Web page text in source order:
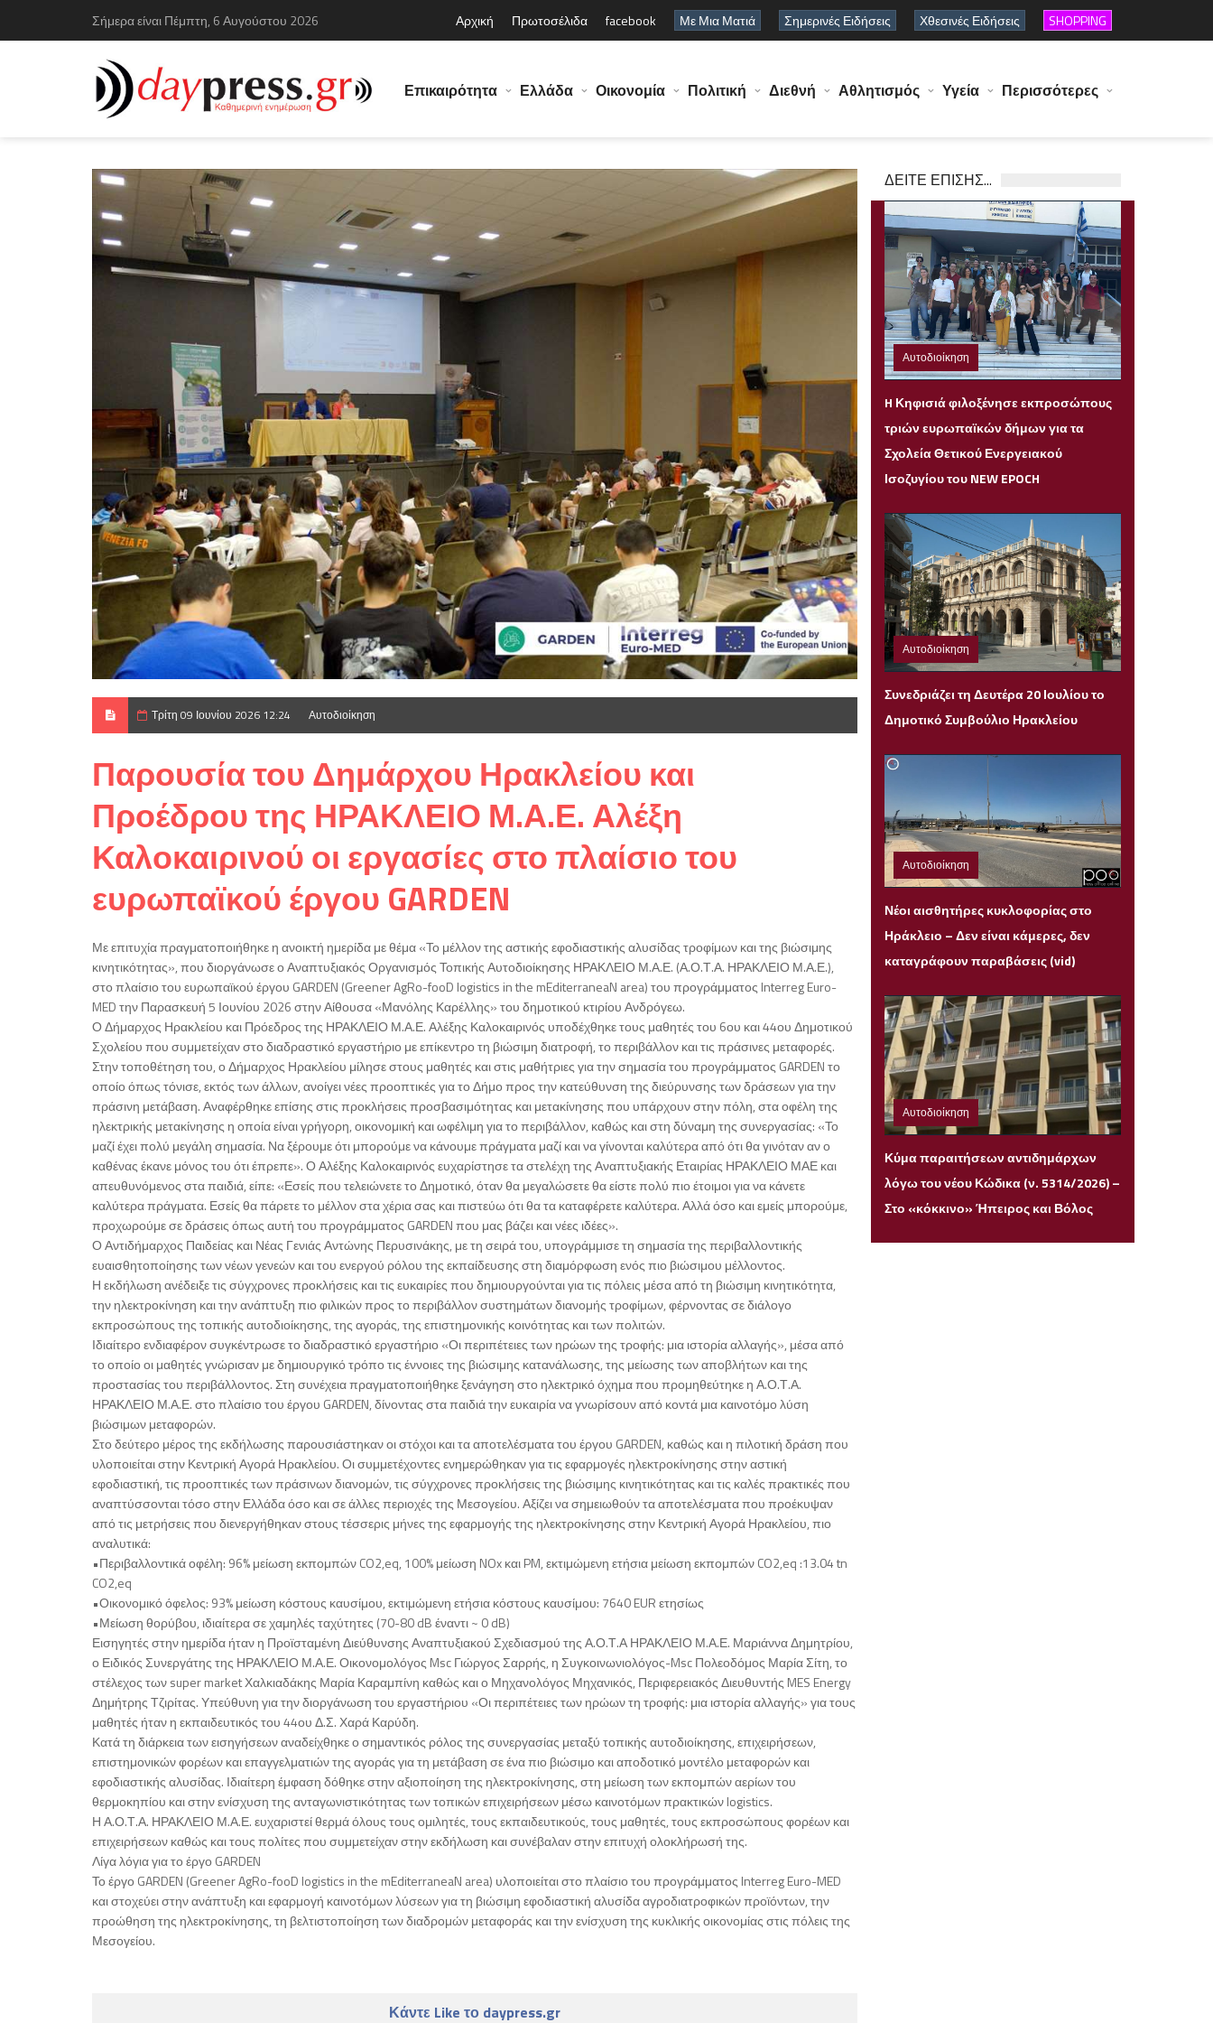
Σήμερα είναι Πέμπτη, 6 Αυγούστου 2026 Αρχική Πρωτοσέλιδα facebook Με Μια Ματιά Σημερινές Ειδήσεις Χθεσινές Ειδήσεις SHOPPING
Επικαιρότητα Ελλάδα Οικονομία Πολιτική Διεθνή Αθλητισμός Υγεία Περισσότερες
Τρίτη 09 Ιουνίου 2026 12:24 Αυτοδιοίκηση
Παρουσία του Δημάρχου Ηρακλείου και
Προέδρου της ΗΡΑΚΛΕΙΟ Μ.Α.Ε. Αλέξη
Καλοκαιρινού οι εργασίες στο πλαίσιο του
ευρωπαϊκού έργου GARDEN
Με επιτυχία πραγματοποιήθηκε η ανοικτή ημερίδα με θέμα «Το μέλλον της αστικής εφοδιαστικής αλυσίδας τροφίμων και της βιώσιμης
κινητικότητας», που διοργάνωσε ο Αναπτυξιακός Οργανισμός Τοπικής Αυτοδιοίκησης ΗΡΑΚΛΕΙΟ Μ.Α.Ε. (Α.Ο.Τ.Α. ΗΡΑΚΛΕΙΟ Μ.Α.Ε.),
στο πλαίσιο του ευρωπαϊκού έργου GARDEN (Greener AgRo-fooD logistics in the mEditerraneaN area) του προγράμματος Interreg Euro-
MED την Παρασκευή 5 Ιουνίου 2026 στην Αίθουσα «Μανόλης Καρέλλης» του δημοτικού κτιρίου Ανδρόγεω.
Ο Δήμαρχος Ηρακλείου και Πρόεδρος της ΗΡΑΚΛΕΙΟ Μ.Α.Ε. Αλέξης Καλοκαιρινός υποδέχθηκε τους μαθητές του 6ου και 44ου Δημοτικού
Σχολείου που συμμετείχαν στο διαδραστικό εργαστήριο με επίκεντρο τη βιώσιμη διατροφή, το περιβάλλον και τις πράσινες μεταφορές.
Στην τοποθέτηση του, ο Δήμαρχος Ηρακλείου μίλησε στους μαθητές και στις μαθήτριες για την σημασία του προγράμματος GARDEN το
οποίο όπως τόνισε, εκτός των άλλων, ανοίγει νέες προοπτικές για το Δήμο προς την κατεύθυνση της διεύρυνσης των δράσεων για την
πράσινη μετάβαση. Αναφέρθηκε επίσης στις προκλήσεις προσβασιμότητας και μετακίνησης που υπάρχουν στην πόλη, στα οφέλη της
ηλεκτρικής μετακίνησης η οποία είναι γρήγορη, οικονομική και ωφέλιμη για το περιβάλλον, καθώς και στη δύναμη της συνεργασίας: «Το
μαζί έχει πολύ μεγάλη σημασία. Να ξέρουμε ότι μπορούμε να κάνουμε πράγματα μαζί και να γίνονται καλύτερα από ότι θα γινόταν αν ο
καθένας έκανε μόνος του ότι έπρεπε». Ο Αλέξης Καλοκαιρινός ευχαρίστησε τα στελέχη της Αναπτυξιακής Εταιρίας ΗΡΑΚΛΕΙΟ ΜΑΕ και
απευθυνόμενος στα παιδιά, είπε: «Εσείς που τελειώνετε το Δημοτικό, όταν θα μεγαλώσετε θα είστε πολύ πιο έτοιμοι για να κάνετε
καλύτερα πράγματα. Εσείς θα πάρετε το μέλλον στα χέρια σας και πιστεύω ότι θα τα καταφέρετε καλύτερα. Αλλά όσο και εμείς μπορούμε,
προχωρούμε σε δράσεις όπως αυτή του προγράμματος GARDEN που μας βάζει και νέες ιδέες».
Ο Αντιδήμαρχος Παιδείας και Νέας Γενιάς Αντώνης Περυσινάκης, με τη σειρά του, υπογράμμισε τη σημασία της περιβαλλοντικής
ευαισθητοποίησης των νέων γενεών και του ενεργού ρόλου της εκπαίδευσης στη διαμόρφωση ενός πιο βιώσιμου μέλλοντος.
Η εκδήλωση ανέδειξε τις σύγχρονες προκλήσεις και τις ευκαιρίες που δημιουργούνται για τις πόλεις μέσα από τη βιώσιμη κινητικότητα,
την ηλεκτροκίνηση και την ανάπτυξη πιο φιλικών προς το περιβάλλον συστημάτων διανομής τροφίμων, φέρνοντας σε διάλογο
εκπροσώπους της τοπικής αυτοδιοίκησης, της αγοράς, της επιστημονικής κοινότητας και των πολιτών.
Ιδιαίτερο ενδιαφέρον συγκέντρωσε το διαδραστικό εργαστήριο «Οι περιπέτειες των ηρώων της τροφής: μια ιστορία αλλαγής», μέσα από
το οποίο οι μαθητές γνώρισαν με δημιουργικό τρόπο τις έννοιες της βιώσιμης κατανάλωσης, της μείωσης των αποβλήτων και της
προστασίας του περιβάλλοντος. Στη συνέχεια πραγματοποιήθηκε ξενάγηση στο ηλεκτρικό όχημα που προμηθεύτηκε η Α.Ο.Τ.Α.
ΗΡΑΚΛΕΙΟ Μ.Α.Ε. στο πλαίσιο του έργου GARDEN, δίνοντας στα παιδιά την ευκαιρία να γνωρίσουν από κοντά μια καινοτόμο λύση
βιώσιμων μεταφορών.
Στο δεύτερο μέρος της εκδήλωσης παρουσιάστηκαν οι στόχοι και τα αποτελέσματα του έργου GARDEN, καθώς και η πιλοτική δράση που
υλοποιείται στην Κεντρική Αγορά Ηρακλείου. Οι συμμετέχοντες ενημερώθηκαν για τις εφαρμογές ηλεκτροκίνησης στην αστική
εφοδιαστική, τις προοπτικές των πράσινων διανομών, τις σύγχρονες προκλήσεις της βιώσιμης κινητικότητας και τις καλές πρακτικές που
αναπτύσσονται τόσο στην Ελλάδα όσο και σε άλλες περιοχές της Μεσογείου. Αξίζει να σημειωθούν τα αποτελέσματα που προέκυψαν
από τις μετρήσεις που διενεργήθηκαν στους τέσσερις μήνες της εφαρμογής της ηλεκτροκίνησης στην Κεντρική Αγορά Ηρακλείου, πιο
αναλυτικά:
•Περιβαλλοντικά οφέλη: 96% μείωση εκπομπών CO2,eq, 100% μείωση NOx και PM, εκτιμώμενη ετήσια μείωση εκπομπών CO2,eq :13.04 tn
CO2,eq
•Οικονομικό όφελος: 93% μείωση κόστους καυσίμου, εκτιμώμενη ετήσια κόστους καυσίμου: 7640 EUR ετησίως
•Μείωση θορύβου, ιδιαίτερα σε χαμηλές ταχύτητες (70-80 dB έναντι ~ 0 dB)
Εισηγητές στην ημερίδα ήταν η Προϊσταμένη Διεύθυνσης Αναπτυξιακού Σχεδιασμού της Α.Ο.Τ.Α ΗΡΑΚΛΕΙΟ Μ.Α.Ε. Μαριάννα Δημητρίου,
ο Ειδικός Συνεργάτης της ΗΡΑΚΛΕΙΟ Μ.Α.Ε. Οικονομολόγος Msc Γιώργος Σαρρής, η Συγκοινωνιολόγος-Msc Πολεοδόμος Μαρία Σίτη, το
στέλεχος των super market Χαλκιαδάκης Μαρία Καραμπίνη καθώς και ο Μηχανολόγος Μηχανικός, Περιφερειακός Διευθυντής MES Energy
Δημήτρης Τζιρίτας. Υπεύθυνη για την διοργάνωση του εργαστήριου «Οι περιπέτειες των ηρώων τη τροφής: μια ιστορία αλλαγής» για τους
μαθητές ήταν η εκπαιδευτικός του 44ου Δ.Σ. Χαρά Καρύδη.
Κατά τη διάρκεια των εισηγήσεων αναδείχθηκε ο σημαντικός ρόλος της συνεργασίας μεταξύ τοπικής αυτοδιοίκησης, επιχειρήσεων,
επιστημονικών φορέων και επαγγελματιών της αγοράς για τη μετάβαση σε ένα πιο βιώσιμο και αποδοτικό μοντέλο μεταφορών και
εφοδιαστικής αλυσίδας. Ιδιαίτερη έμφαση δόθηκε στην αξιοποίηση της ηλεκτροκίνησης, στη μείωση των εκπομπών αερίων του
θερμοκηπίου και στην ενίσχυση της ανταγωνιστικότητας των τοπικών επιχειρήσεων μέσω καινοτόμων πρακτικών logistics.
Η Α.Ο.Τ.Α. ΗΡΑΚΛΕΙΟ Μ.Α.Ε. ευχαριστεί θερμά όλους τους ομιλητές, τους εκπαιδευτικούς, τους μαθητές, τους εκπροσώπους φορέων και
επιχειρήσεων καθώς και τους πολίτες που συμμετείχαν στην εκδήλωση και συνέβαλαν στην επιτυχή ολοκλήρωσή της.
Λίγα λόγια για το έργο GARDEN
Το έργο GARDEN (Greener AgRo-fooD logistics in the mEditerraneaN area) υλοποιείται στο πλαίσιο του προγράμματος Interreg Euro-MED
και στοχεύει στην ανάπτυξη και εφαρμογή καινοτόμων λύσεων για τη βιώσιμη εφοδιαστική αλυσίδα αγροδιατροφικών προϊόντων, την
προώθηση της ηλεκτροκίνησης, τη βελτιστοποίηση των διαδρομών μεταφοράς και την ενίσχυση της κυκλικής οικονομίας στις πόλεις της
Μεσογείου.
Κάντε Like το daypress.gr
ΔΕΙΤΕ ΕΠΙΣΗΣ...
Αυτοδιοίκηση
Παρασκευή 31 Ιουλίου 2026 22:08
H Κηφισιά φιλοξένησε εκπροσώπους
τριών ευρωπαϊκών δήμων για τα
Σχολεία Θετικού Ενεργειακού
Ισοζυγίου του NEW EPOCH
Αυτοδιοίκηση
Κυριακή 19 Ιουλίου 2026 21:04
Συνεδριάζει τη Δευτέρα 20 Ιουλίου το
Δημοτικό Συμβούλιο Ηρακλείου
Αυτοδιοίκηση
Τρίτη 14 Ιουλίου 2026 22:05
Νέοι αισθητήρες κυκλοφορίας στο
Ηράκλειο – Δεν είναι κάμερες, δεν
καταγράφουν παραβάσεις (vid)
Αυτοδιοίκηση
Κυριακή 12 Ιουλίου 2026 23:26
Κύμα παραιτήσεων αντιδημάρχων
λόγω του νέου Κώδικα (ν. 5314/2026) –
Στο «κόκκινο» Ήπειρος και Βόλος